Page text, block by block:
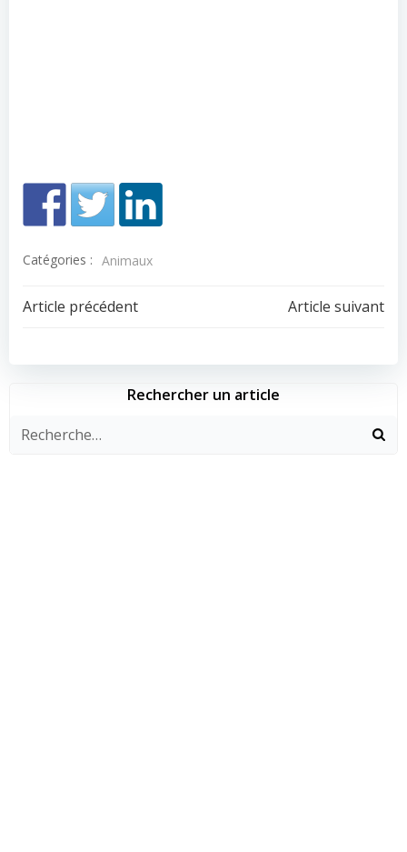
Catégories : Animaux
Navigation
de
l’article
Article précédent
Navigation
de
l’article
Article suivant
Rechercher un article